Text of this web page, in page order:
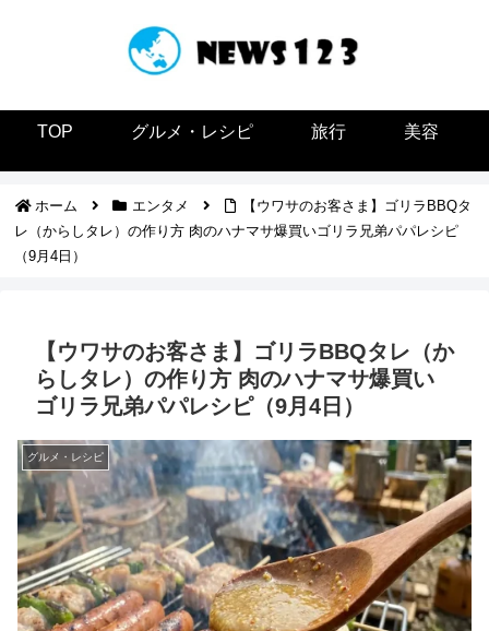
TOP グルメ・レシピ 旅行 美容
ホーム エンタメ
【ウワサのお客さま】ゴリラBBQタ
レ（からしタレ）の作り方 肉のハナマサ爆買いゴリラ兄弟パパレシピ
（9月4日）
【ウワサのお客さま】ゴリラBBQタレ（か
らしタレ）の作り方 肉のハナマサ爆買い
ゴリラ兄弟パパレシピ（9月4日）
グルメ・レシピ